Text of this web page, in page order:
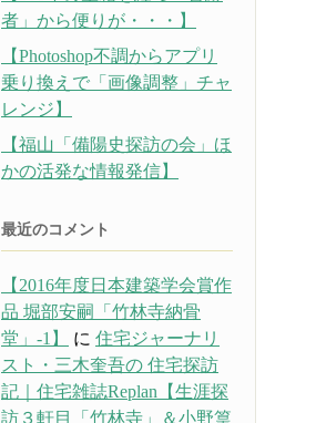
者」から便りが・・・】
【Photoshop不調からアプリ
乗り換えで「画像調整」チャ
レンジ】
【福山「備陽史探訪の会」ほ
かの活発な情報発信】
最近のコメント
【2016年度日本建築学会賞作
品 堀部安嗣「竹林寺納骨
堂」-1】
に 住宅ジャーナリ
スト・三木奎吾の 住宅探訪
記｜住宅雑誌Replan【生涯探
訪３軒目「竹林寺」＆小野篁